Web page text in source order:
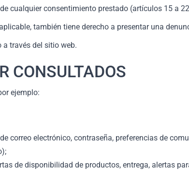
cualquier consentimiento prestado (artículos 15 a
también tiene derecho a presentar una
través del sitio web.
CONSULTADOS
ejemplo:
correo electrónico, contraseña, preferencias de
de disponibilidad de productos, entrega, alertas